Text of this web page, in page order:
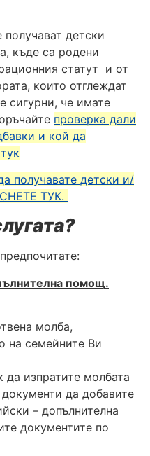
детски
къде са родени
статут и от
които отглеждат
сигурни, че имате
проверка дали
и кой да
получавате детски и/
ТУК.
помощ.
молба,
на семейните Ви
да изпратите молбата
да добавите
– допълнителна
документите по